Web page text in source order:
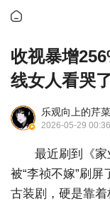
收视暴增
线女人看哭
乐观向上的芹
2026-05-29 00:36
最近刷到《家
被“李祯不嫁”刷
古装剧，硬是靠